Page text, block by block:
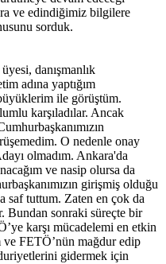
ve edindiğimiz bilgilere
sorduk.
danışmanlık
adına yaptığım
ile görüştüm.
karşıladılar. Ancak
O nedenle onay
olmadım. Ankara'da
ve nasip olursa da
girişmiş olduğu
saf tuttum. Zaten en çok da
Bundan sonraki süreçte bir
karşı mücadelemi en etkin
ve FETÖ’nün mağdur edip
gidermek için